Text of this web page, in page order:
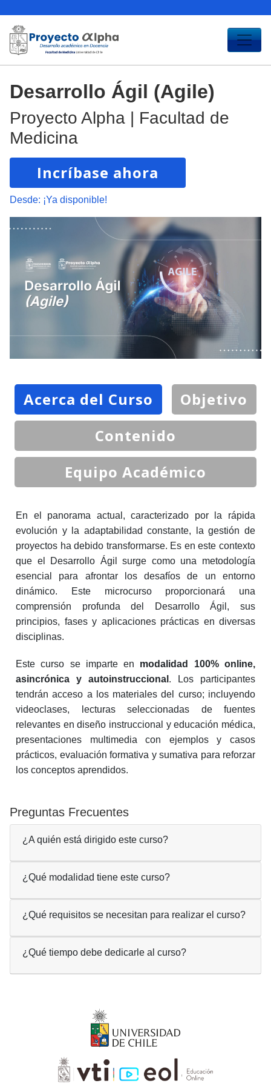
Desarrollo Ágil (Agile)
Proyecto Alpha | Facultad de
Medicina
Incríbase ahora
Desde: ¡Ya disponible!
Acerca del Curso
Objetivo
Contenido
Equipo Académico
En el panorama actual, caracterizado por la rápida
evolución y la adaptabilidad constante, la gestión de
proyectos ha debido transformarse. Es en este contexto
que el Desarrollo Ágil surge como una metodología
esencial para afrontar los desafíos de un entorno
dinámico. Este microcurso proporcionará una
comprensión profunda del Desarrollo Ágil, sus
principios, fases y aplicaciones prácticas en diversas
disciplinas.
Este curso se imparte en modalidad 100% online,
asincrónica y autoinstruccional . Los participantes
tendrán acceso a los materiales del curso; incluyendo
videoclases, lecturas seleccionadas de fuentes
relevantes en diseño instruccional y educación médica,
presentaciones multimedia con ejemplos y casos
prácticos, evaluación formativa y sumativa para reforzar
los conceptos aprendidos.
Preguntas Frecuentes
¿A quién está dirigido este curso?
¿Qué modalidad tiene este curso?
¿Qué requisitos se necesitan para realizar el curso?
¿Qué tiempo debe dedicarle al curso?